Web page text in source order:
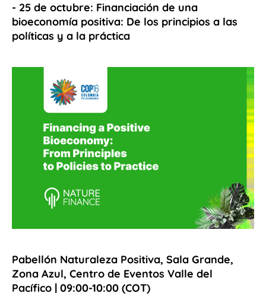
- 25 de octubre: Financiación de una
bioeconomía positiva: De los principios a las
políticas y a la práctica
Pabellón Naturaleza Positiva, Sala Grande,
Zona Azul, Centro de Eventos Valle del
Pacífico | 09:00-10:00 (COT)